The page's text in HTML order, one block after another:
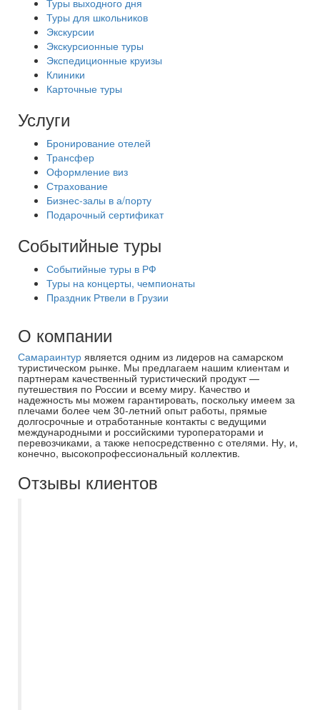
Туры выходного дня
Туры для школьников
Экскурсии
Экскурсионные туры
Экспедиционные круизы
Клиники
Карточные туры
Услуги
Бронирование отелей
Трансфер
Оформление виз
Страхование
Бизнес-залы в а/порту
Подарочный сертификат
Событийные туры
Событийные туры в РФ
Туры на концерты, чемпионаты
Праздник Ртвели в Грузии
О компании
Самараинтур является одним из лидеров на самарском
туристическом рынке. Мы предлагаем нашим клиентам и
партнерам качественный туристический продукт —
путешествия по России и всему миру. Качество и
надежность мы можем гарантировать, поскольку имеем за
плечами более чем 30-летний опыт работы, прямые
долгосрочные и отработанные контакты с ведущими
международными и российскими туроператорами и
перевозчиками, а также непосредственно с отелями. Ну, и,
конечно, высокопрофессиональный коллектив.
Отзывы клиентов